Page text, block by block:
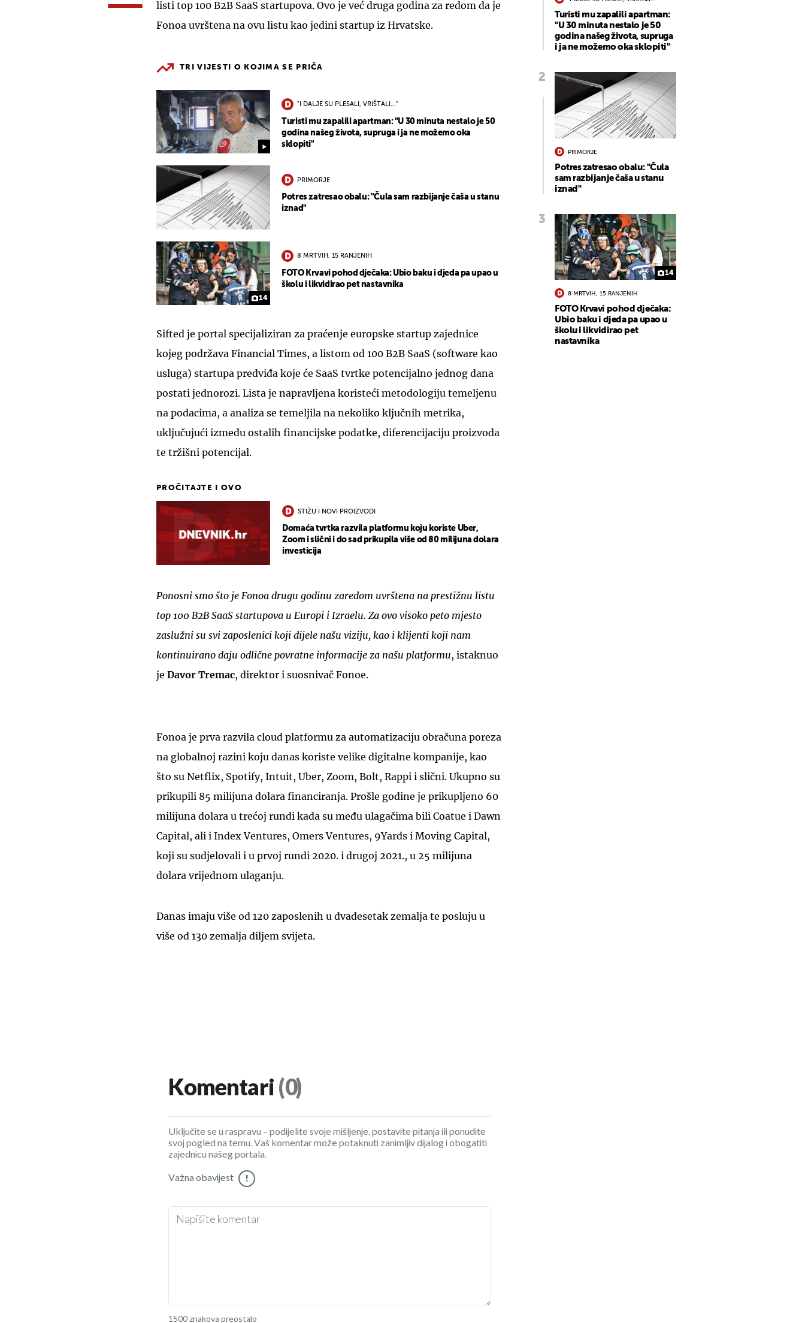
listi top 100 B2B SaaS startupova. Ovo je već druga godina za redom da je
Fonoa uvrštena na ovu listu kao jedini startup iz Hrvatske.
TRI VIJESTI O KOJIMA SE PRIČA
"I DALJE SU PLESALI, VRIŠTALI..."
Turisti mu zapalili apartman: "U 30 minuta nestalo je 50
godina našeg života, supruga i ja ne možemo oka
sklopiti"
PRIMORJE
Potres zatresao obalu: "Čula sam razbijanje čaša u stanu
iznad"
14
8 MRTVIH, 15 RANJENIH
FOTO Krvavi pohod dječaka: Ubio baku i djeda pa upao u
školu i likvidirao pet nastavnika
Sifted je portal specijaliziran za praćenje europske startup zajednice
kojeg podržava Financial Times, a listom od 100 B2B SaaS (software kao
usluga) startupa predviđa koje će SaaS tvrtke potencijalno jednog dana
postati jednorozi. Lista je napravljena koristeći metodologiju temeljenu
na podacima, a analiza se temeljila na nekoliko ključnih metrika,
uključujući između ostalih financijske podatke, diferencijaciju proizvoda
te tržišni potencijal.
PROČITAJTE I OVO
STIŽU I NOVI PROIZVODI
Domaća tvrtka razvila platformu koju koriste Uber,
Zoom i slični i do sad prikupila više od 80 milijuna dolara
investicija
Ponosni smo što je Fonoa drugu godinu zaredom uvrštena na prestižnu listu
top 100 B2B SaaS startupova u Europi i Izraelu. Za ovo visoko peto mjesto
zaslužni su svi zaposlenici koji dijele našu viziju, kao i klijenti koji nam
kontinuirano daju odlične povratne informacije za našu platformu, istaknuo
je Davor Tremac, direktor i suosnivač Fonoe.
Fonoa je prva razvila cloud platformu za automatizaciju obračuna poreza
na globalnoj razini koju danas koriste velike digitalne kompanije, kao
što su Netflix, Spotify, Intuit, Uber, Zoom, Bolt, Rappi i slični. Ukupno su
prikupili 85 milijuna dolara financiranja. Prošle godine je prikupljeno 60
milijuna dolara u trećoj rundi kada su među ulagačima bili Coatue i Dawn
Capital, ali i Index Ventures, Omers Ventures, 9Yards i Moving Capital,
koji su sudjelovali i u prvoj rundi 2020. i drugoj 2021., u 25 milijuna
dolara vrijednom ulaganju.
Danas imaju više od 120 zaposlenih u dvadesetak zemalja te posluju u
više od 130 zemalja diljem svijeta.
Turisti mu zapalili apartman:
"U 30 minuta nestalo je 50
godina našeg života, supruga
i ja ne možemo oka sklopiti"
PRIMORJE
Potres zatresao obalu: "Čula
sam razbijanje čaša u stanu
iznad"
14
8 MRTVIH, 15 RANJENIH
FOTO Krvavi pohod dječaka:
Ubio baku i djeda pa upao u
školu i likvidirao pet
nastavnika
Komentari (0)
Uključite se u raspravu – podijelite svoje mišljenje, postavite pitanja ili ponudite
svoj pogled na temu. Vaš komentar može potaknuti zanimljiv dijalog i obogatiti
zajednicu našeg portala.
Važna obavijest !
1500 znakova preostalo
UKLJUČITE NOTIFIKACIJE